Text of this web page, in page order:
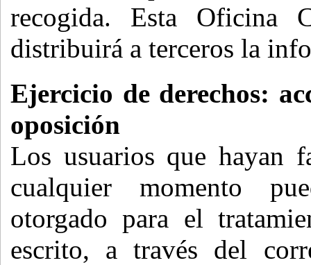
recogida. Esta Oficina
distribuirá a terceros la
Ejercicio de derechos:
oposición
Los usuarios que hayan
cualquier momento
otorgado para el
escrito, a través del